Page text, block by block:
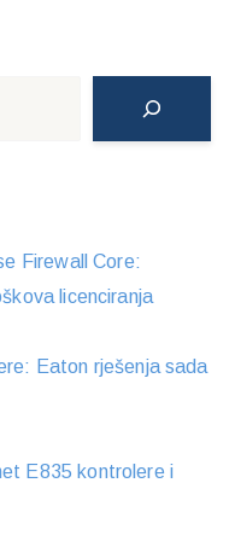
Firewall Core:
licenciranja
Eaton rješenja sada
E835 kontrolere i